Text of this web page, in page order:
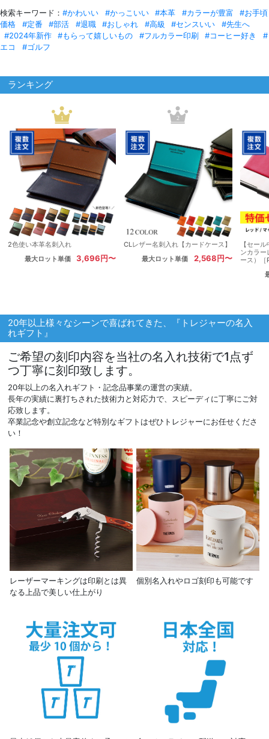
検索キーワード： #かわいい #かっこいい #本革 #カラーが豊富
#お手頃
価格
#定番 #部活 #退職 #おしゃれ #高級 #センスいい
#先生へ
#2024年新作
#もらって嬉しいもの #フルカラー印刷 #コーヒー好き
#
エコ
#ゴルフ
ランキング
1
2色使い本革名刺入れ
最大ロット単価
3,696円〜
2
CLレザー名刺入れ【カードケース】
最大ロット単価
2,568円〜
【セー
ンカラー
ース）［
20年以上様々なシーンで喜ばれてきた、『トレジャーの名入
れギフト』
ご希望の刻印内容を当社の名入れ技術で1点ず
つ丁寧に刻印致します。
20年以上の名入れギフト・記念品事業の運営の実績。
長年の実績に裏打ちされた技術力と対応力で、スピーディに丁寧にご対
応致します。
卒業記念や創立記念など特別なギフトはぜひトレジャーにお任せくださ
い！
レーザーマーキングは印刷とは異
なる上品で美しい仕上がり
個別名入れやロゴ刻印も可能です